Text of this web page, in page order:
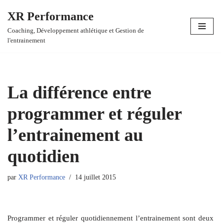
Aller
au
XR Performance
Coaching, Développement athlétique et Gestion de
l'entrainement
La différence entre
programmer et réguler
l’entrainement au
quotidien
par XR Performance 14 juillet 2015
Programmer et réguler quotidiennement l’entrainement sont deux